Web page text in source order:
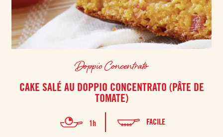
Doppio Concentrato
CAKE SALÉ AU DOPPIO CONCENTRATO (PÂTE DE
TOMATE)
1h FACILE